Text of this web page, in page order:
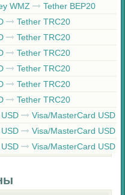
WMZ Tether BEP20
Tether TRC20
Tether TRC20
Tether TRC20
Tether TRC20
Tether TRC20
Tether TRC20
Visa/MasterCard USD
Visa/MasterCard USD
Visa/MasterCard USD